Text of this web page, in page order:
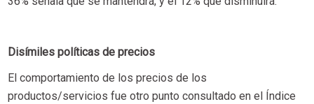
Disímiles políticas de precios
El comportamiento de los precios de los
productos/servicios fue otro punto consultado en el Índice